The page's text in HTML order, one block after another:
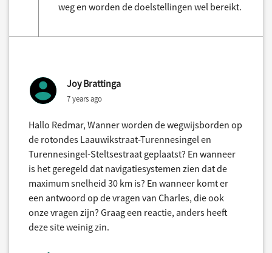
weg en worden de doelstellingen wel bereikt.
Joy Brattinga
7 years ago
Hallo Redmar, Wanner worden de wegwijsborden op
de rotondes Laauwikstraat-Turennesingel en
Turennesingel-Steltsestraat geplaatst? En wanneer
is het geregeld dat navigatiesystemen zien dat de
maximum snelheid 30 km is? En wanneer komt er
een antwoord op de vragen van Charles, die ook
onze vragen zijn? Graag een reactie, anders heeft
deze site weinig zin.